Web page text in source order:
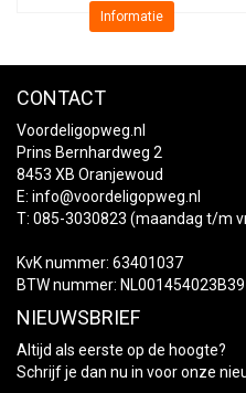
Informatie
CONTACT
Voordeligopweg.nl
Prins Bernhardweg 2
8453 XB Oranjewoud
E: info@voordeligopweg.nl
T: 085-3030823 (maandag t/m
KvK nummer: 63401037
BTW nummer:
NIEUWSBRIEF
Altijd als eerste op de hoogte?
Schrijf je dan nu in voor onze